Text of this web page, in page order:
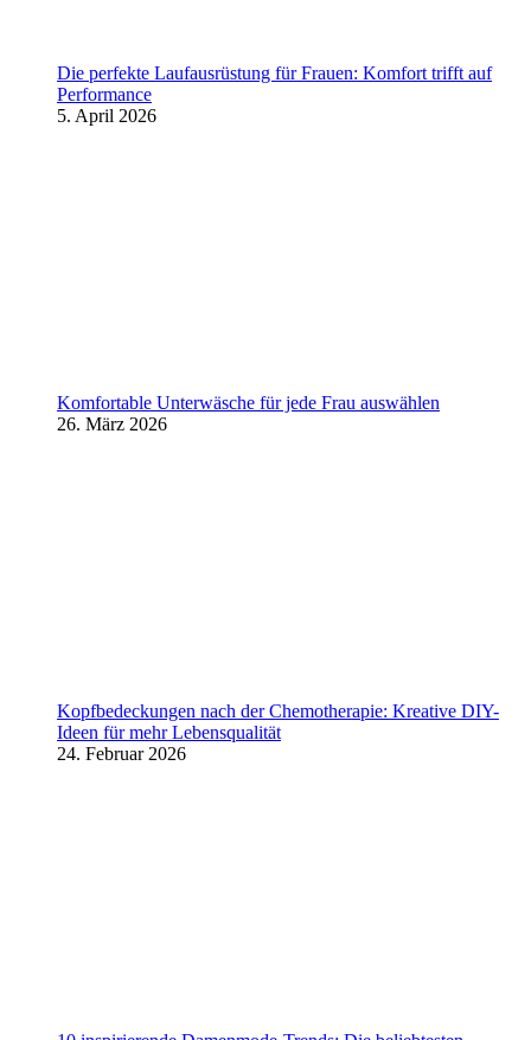
Die perfekte Laufausrüstung für Frauen: Komfort trifft auf
Performance
5. April 2026
Komfortable Unterwäsche für jede Frau auswählen
26. März 2026
Kopfbedeckungen nach der Chemotherapie: Kreative DIY-
Ideen für mehr Lebensqualität
24. Februar 2026